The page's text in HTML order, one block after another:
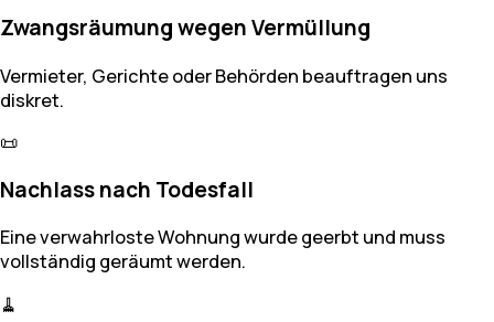
Zwangsräumung wegen Vermüllung
Vermieter, Gerichte oder Behörden beauftragen uns
diskret.
📜
Nachlass nach Todesfall
Eine verwahrloste Wohnung wurde geerbt und muss
vollständig geräumt werden.
🧹